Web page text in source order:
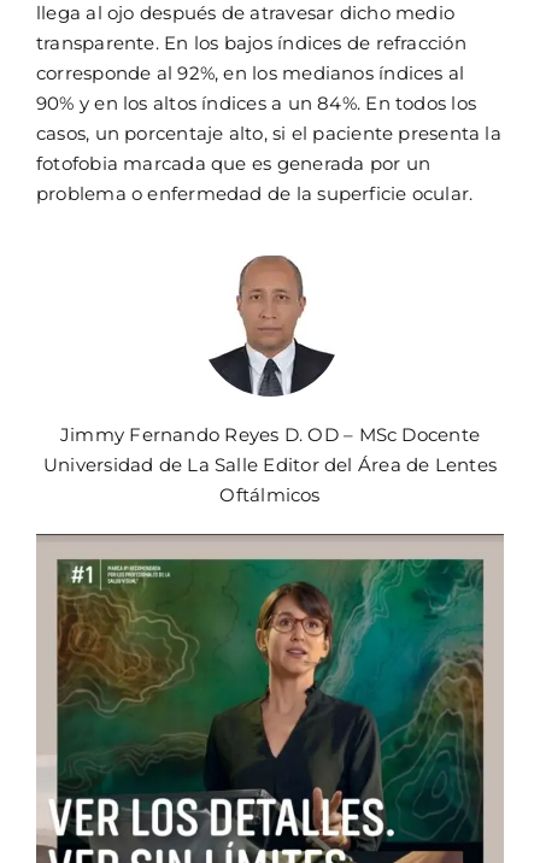
llega al ojo después de atravesar dicho medio
transparente. En los bajos índices de refracción
corresponde al 92%, en los medianos índices al
90% y en los altos índices a un 84%. En todos los
casos, un porcentaje alto, si el paciente presenta la
fotofobia marcada que es generada por un
problema o enfermedad de la superficie ocular.
Jimmy Fernando Reyes D. OD – MSc Docente
Universidad de La Salle Editor del Área de Lentes
Oftálmicos